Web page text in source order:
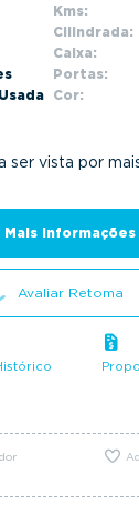
Kms:
Cilindrada:
Caixa:
Portas:
Cor:
ser vista por
Mais informações
Avaliar Retoma